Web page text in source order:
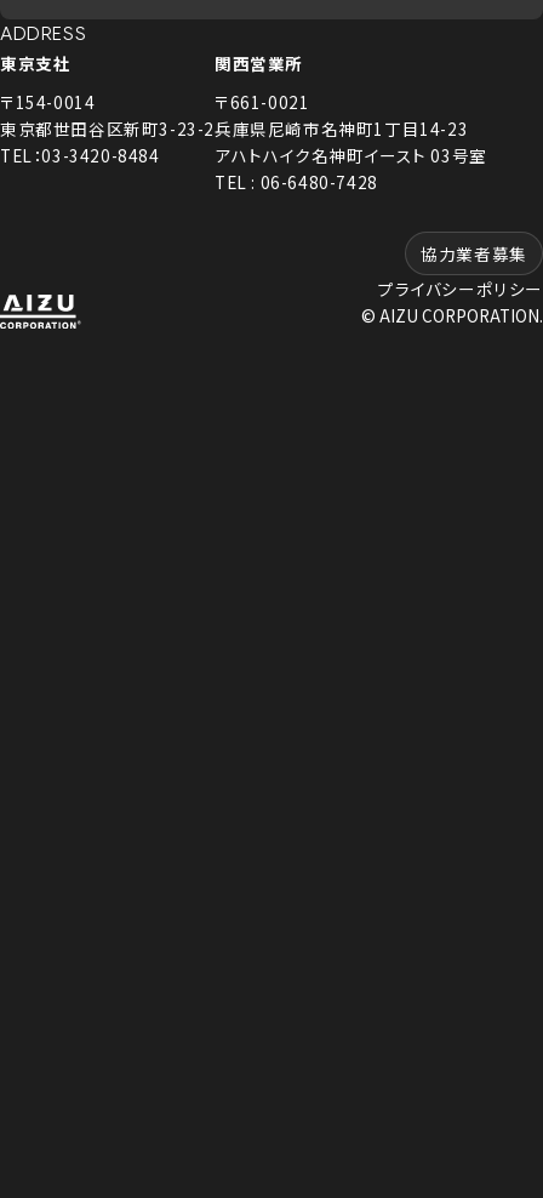
ADDRESS
東京支社
〒154-0014
東京都世田谷区新町3-23-2
TEL：03-3420-8484
関西営業所
〒661-0021
兵庫県尼崎市名神町1丁目14-23
アハトハイク名神町イースト 03号室
TEL : 06-6480-7428
協力業者募集
プライバシーポリシー
© AIZU CORPORATION.